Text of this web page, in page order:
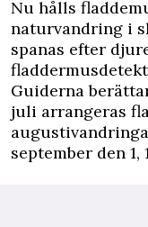
Nu hålls
naturvandring i
spanas efter
Guiderna
juli arrangeras
september den 1,